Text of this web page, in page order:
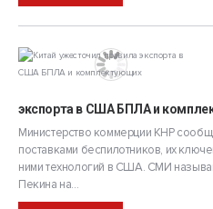
экспорта в США БПЛА и
Министерство коммерции КНР
поставками беспилотников, их
ними технологий в США. СМИ
Пекина на...